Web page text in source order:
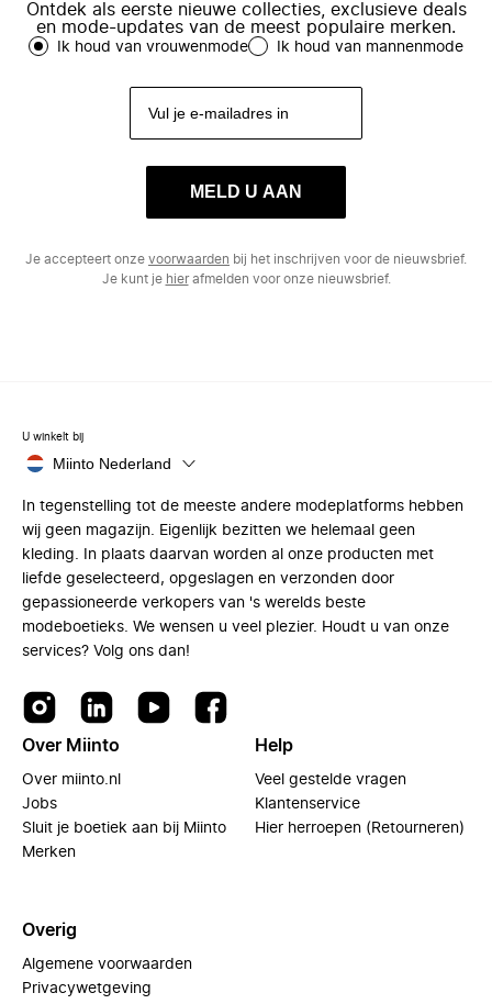
Ontdek als eerste nieuwe collecties, exclusieve deals
en mode-updates van de meest populaire merken.
Ik houd van vrouwenmode Ik houd van mannenmode
MELD U AAN
Je accepteert onze voorwaarden bij het inschrijven voor de nieuwsbrief.
Je kunt je hierafmelden voor onze nieuwsbrief.
U winkelt bij
Miinto Nederland
In tegenstelling tot de meeste andere modeplatforms hebben
wij geen magazijn. Eigenlijk bezitten we helemaal geen
kleding. In plaats daarvan worden al onze producten met
liefde geselecteerd, opgeslagen en verzonden door
gepassioneerde verkopers van 's werelds beste
modeboetieks. We wensen u veel plezier. Houdt u van onze
services? Volg ons dan!
Over Miinto
Over miinto.nl
Jobs
Sluit je boetiek aan bij Miinto
Merken
Help
Veel gestelde vragen
Klantenservice
Hier herroepen (Retourneren)
Overig
Algemene voorwaarden
Privacywetgeving